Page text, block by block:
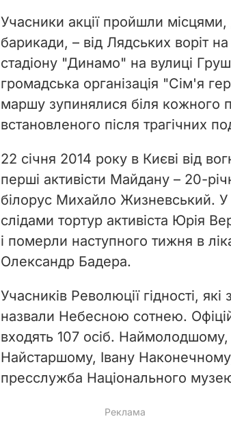
i
d
e
o
Учасники акції пройшли
барикади, – від Лядських воріт
стадіону "Динамо" на вулиці
громадська організація "Сім'я
маршу зупинялися біля кожного
встановленого після трагічних
22 січня 2014 року в Києві від
перші активісти Майдану – 20-
білорус Михайло Жизневський. У
слідами тортур активіста Юрія
і померли наступного тижня в
Олександр Бадера.
Учасників Революції гідності,
назвали Небесною сотнею.
входять 107 осіб.
Найстаршому, Івану
пресслужба Національного музею